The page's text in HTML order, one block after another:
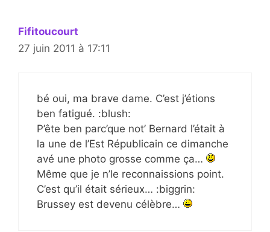
Fifitoucourt
27 juin 2011 à 17:11
bé oui, ma brave dame. C’est j’étions
ben fatigué. :blush:
P’ête ben parc’que not’ Bernard l’était à
la une de l’Est Républicain ce dimanche
avé une photo grosse comme ça…
Même que je n’le reconnaissions point.
C’est qu’il était sérieux… :biggrin:
Brussey est devenu célèbre…